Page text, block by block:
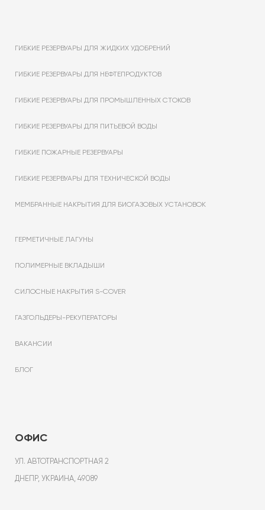
ГИБКИЕ РЕЗЕРВУАРЫ ДЛЯ ЖИДКИХ УДОБРЕНИЙ
ГИБКИЕ РЕЗЕРВУАРЫ ДЛЯ НЕФТЕПРОДУКТОВ
ГИБКИЕ РЕЗЕРВУАРЫ ДЛЯ ПРОМЫШЛЕННЫХ СТОКОВ
ГИБКИЕ РЕЗЕРВУАРЫ ДЛЯ ПИТЬЕВОЙ ВОДЫ
ГИБКИЕ ПОЖАРНЫЕ РЕЗЕРВУАРЫ
ГИБКИЕ РЕЗЕРВУАРЫ ДЛЯ ТЕХНИЧЕСКОЙ ВОДЫ
МЕМБРАННЫЕ НАКРЫТИЯ ДЛЯ БИОГАЗОВЫХ УСТАНОВОК
ГЕРМЕТИЧНЫЕ ЛАГУНЫ
ПОЛИМЕРНЫЕ ВКЛАДЫШИ
СИЛОСНЫЕ НАКРЫТИЯ S-COVER
ГАЗГОЛЬДЕРЫ-РЕКУПЕРАТОРЫ
ВАКАНСИИ
БЛОГ
ОФИС
УЛ. АВТОТРАНСПОРТНАЯ 2
ДНЕПР, УКРАИНА, 49089